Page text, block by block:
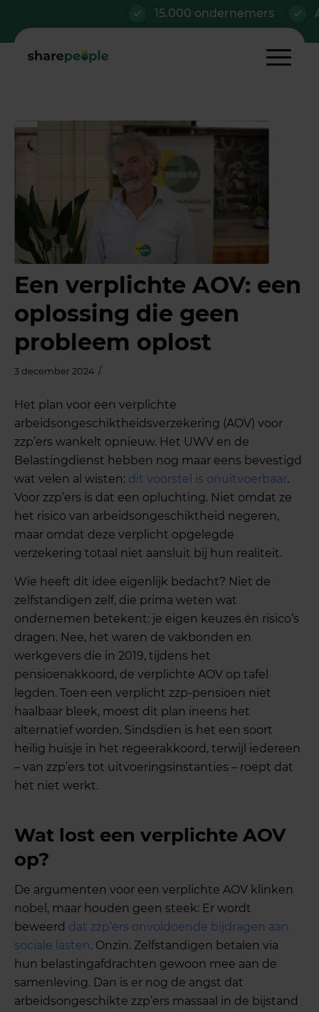
15.000 ondernemers Al
Een verplichte AOV: een
oplossing die geen
probleem oplost
3 december 2024 /
Het plan voor een verplichte
arbeidsongeschiktheidsverzekering (AOV) voor
zzp’ers wankelt opnieuw. Het UWV en de
Belastingdienst hebben nog maar eens bevestigd
wat velen al wisten: dit voorstel is onuitvoerbaar.
Voor zzp’ers is dat een opluchting. Niet omdat ze
het risico van arbeidsongeschiktheid negeren,
maar omdat deze verplicht opgelegde
verzekering totaal niet aansluit bij hun realiteit.
Wie heeft dit idee eigenlijk bedacht? Niet de
zelfstandigen zelf, die prima weten wat
ondernemen betekent: je eigen keuzes én risico’s
dragen. Nee, het waren de vakbonden en
werkgevers die in 2019, tijdens het
pensioenakkoord, de verplichte AOV op tafel
legden. Toen een verplicht zzp-pensioen niet
haalbaar bleek, moest dit plan ineens het
alternatief worden. Sindsdien is het een soort
heilig huisje in het regeerakkoord, terwijl iedereen
– van zzp’ers tot uitvoeringsinstanties – roept dat
het niet werkt.
Wat lost een verplichte AOV
op?
De argumenten voor een verplichte AOV klinken
nobel, maar houden geen steek: Er wordt
beweerd dat zzp’ers onvoldoende bijdragen aan
sociale lasten. Onzin. Zelfstandigen betalen via
hun belastingafdrachten gewoon mee aan de
samenleving. Dan is er nog de angst dat
arbeidsongeschikte zzp’ers massaal in de bijstand